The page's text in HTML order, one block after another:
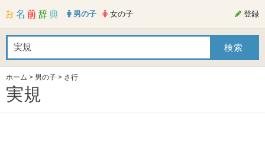
男の子 女の子 登録
ホーム > 男の子 > さ行
実規